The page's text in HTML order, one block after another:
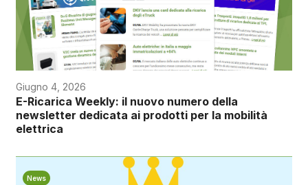
Giugno 4, 2026
E-Ricarica Weekly: il nuovo numero della
newsletter dedicata ai prodotti per la mobilità
elettrica
News